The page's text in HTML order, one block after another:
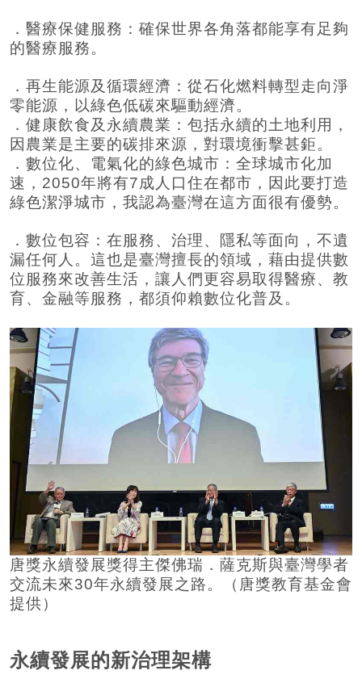
．醫療保健服務：確保世界各角落都能享有足夠
的醫療服務。
．再生能源及循環經濟：從石化燃料轉型走向淨
零能源，以綠色低碳來驅動經濟。
．健康飲食及永續農業：包括永續的土地利用，
因農業是主要的碳排來源，對環境衝擊甚鉅。
．數位化、電氣化的綠色城市：全球城市化加
速，2050年將有7成人口住在都市，因此要打造
綠色潔淨城市，我認為臺灣在這方面很有優勢。
．數位包容：在服務、治理、隱私等面向，不遺
漏任何人。這也是臺灣擅長的領域，藉由提供數
位服務來改善生活，讓人們更容易取得醫療、教
育、金融等服務，都須仰賴數位化普及。
唐獎永續發展獎得主傑佛瑞．薩克斯與臺灣學者
交流未來30年永續發展之路。（唐獎教育基金會
提供）
永續發展的新治理架構